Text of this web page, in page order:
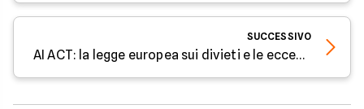
SUCCESSIVO
AI ACT: la legge europea sui divieti e le eccezioni all'uso dell'intelligenza artificiale- Parola all'Esperto di Facile.it